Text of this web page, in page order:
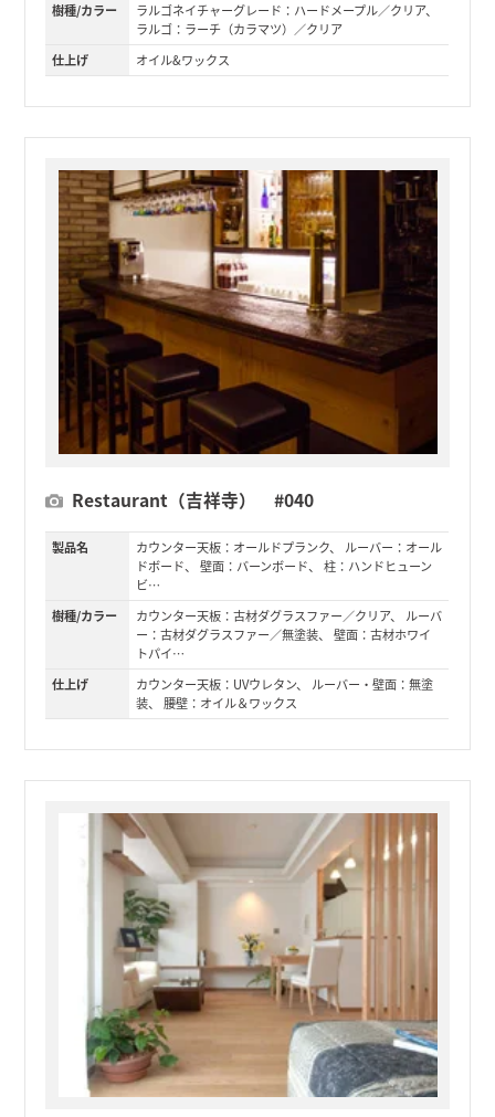
樹種/カラー
ラルゴネイチャーグレード：ハードメープル／クリア、
ラルゴ：ラーチ（カラマツ）／クリア
仕上げ
オイル&ワックス
Restaurant（吉祥寺） #040
製品名
カウンター天板：オールドプランク、 ルーバー：オール
ドボード、 壁面：バーンボード、 柱：ハンドヒューン
ビ…
樹種/カラー
カウンター天板：古材ダグラスファー／クリア、 ルーバ
ー：古材ダグラスファー／無塗装、 壁面：古材ホワイ
トパイ…
仕上げ
カウンター天板：UVウレタン、 ルーバー・壁面：無塗
装、 腰壁：オイル＆ワックス